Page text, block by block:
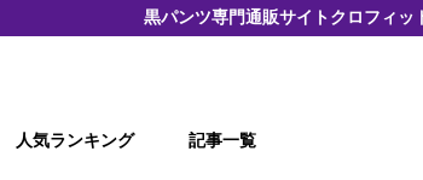
黒パンツ専門通販サイトクロフィッ
人気ランキング 記事一覧